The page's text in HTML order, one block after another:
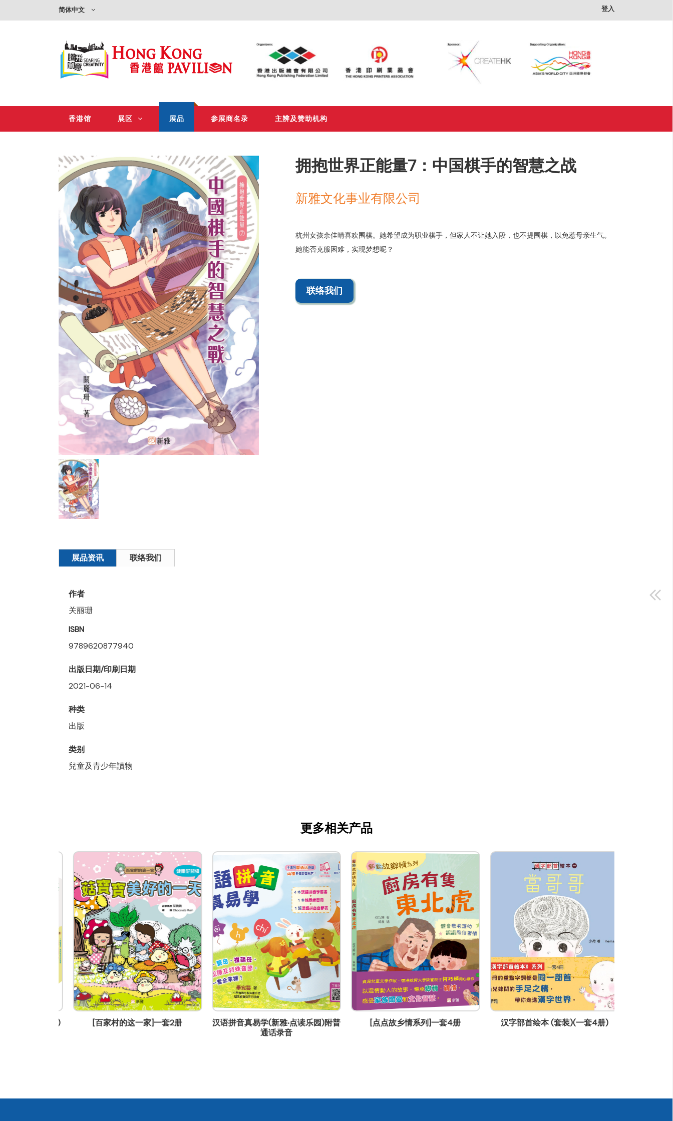
简体中文 登入
香港馆 展区 展品 参展商名录 主辨及赞助机构
拥抱世界正能量7：中国棋手的智慧之战
新雅文化事业有限公司
杭州女孩余佳晴喜欢围棋。她希望成为职业棋手，但家人不让她入段，也不提围棋，以免惹母亲生气。
她能否克服困难，实现梦想呢？
联络我们
展品资讯 联络我们
作者
关丽珊
ISBN
9789620877940
出版日期/印刷日期
2021-06-14
种类
出版
类别
兒童及青少年讀物
tiffanyfung@sunya.com.hk
更多相关产品
[百家村的这一家]一套2册
汉语拼音真易学(新雅‧点读乐园)附普
通话录音
[点点故乡情系列]一套4册 汉字部首绘本 (套装)(一套4册)